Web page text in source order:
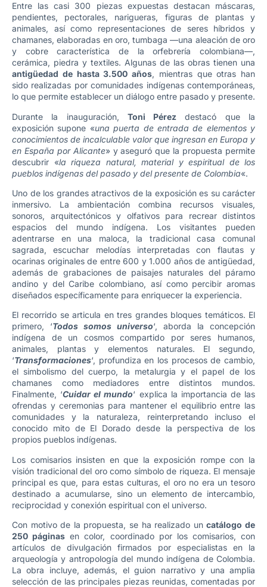
Entre las casi 300 piezas expuestas destacan máscaras,
pendientes, pectorales, narigueras, figuras de plantas y
animales, así como representaciones de seres híbridos y
chamanes, elaboradas en oro, tumbaga —una aleación de oro
y cobre característica de la orfebrería colombiana—,
cerámica, piedra y textiles. Algunas de las obras tienen una
antigüedad de hasta 3.500 años, mientras que otras han
sido realizadas por comunidades indígenas contemporáneas,
lo que permite establecer un diálogo entre pasado y presente.
Durante la inauguración, Toni Pérez destacó que la
exposición supone «una puerta de entrada de elementos y
conocimientos de incalculable valor que ingresan en Europa y
en España por Alicante» y aseguró que la propuesta permite
descubrir «la riqueza natural, material y espiritual de los
pueblos indígenas del pasado y del presente de Colombia«.
Uno de los grandes atractivos de la exposición es su carácter
inmersivo. La ambientación combina recursos visuales,
sonoros, arquitectónicos y olfativos para recrear distintos
espacios del mundo indígena. Los visitantes pueden
adentrarse en una maloca, la tradicional casa comunal
sagrada, escuchar melodías interpretadas con flautas y
ocarinas originales de entre 600 y 1.000 años de antigüedad,
además de grabaciones de paisajes naturales del páramo
andino y del Caribe colombiano, así como percibir aromas
diseñados específicamente para enriquecer la experiencia.
El recorrido se articula en tres grandes bloques temáticos. El
primero, ‘Todos somos universo‘, aborda la concepción
indígena de un cosmos compartido por seres humanos,
animales, plantas y elementos naturales. El segundo,
‘Transformaciones‘, profundiza en los procesos de cambio,
el simbolismo del cuerpo, la metalurgia y el papel de los
chamanes como mediadores entre distintos mundos.
Finalmente, ‘Cuidar el mundo‘ explica la importancia de las
ofrendas y ceremonias para mantener el equilibrio entre las
comunidades y la naturaleza, reinterpretando incluso el
conocido mito de El Dorado desde la perspectiva de los
propios pueblos indígenas.
Los comisarios insisten en que la exposición rompe con la
visión tradicional del oro como símbolo de riqueza. El mensaje
principal es que, para estas culturas, el oro no era un tesoro
destinado a acumularse, sino un elemento de intercambio,
reciprocidad y conexión espiritual con el universo.
Con motivo de la propuesta, se ha realizado uncatálogo de
250 páginas en color, coordinado por los comisarios, con
artículos de divulgación firmados por especialistas en la
arqueología y antropología del mundo indígena de Colombia.
La obra incluye, además, el guion narrativo y una amplia
selección de las principales piezas reunidas, comentadas por